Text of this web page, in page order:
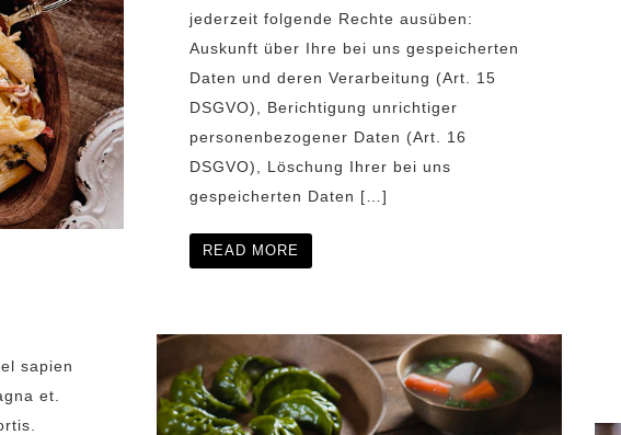
jederzeit folgende Rechte ausüben:
Auskunft über Ihre bei uns gespeicherten
Daten und deren Verarbeitung (Art. 15
DSGVO), Berichtigung unrichtiger
personenbezogener Daten (Art. 16
DSGVO), Löschung Ihrer bei uns
gespeicherten Daten […]
READ MORE
sapien
et.